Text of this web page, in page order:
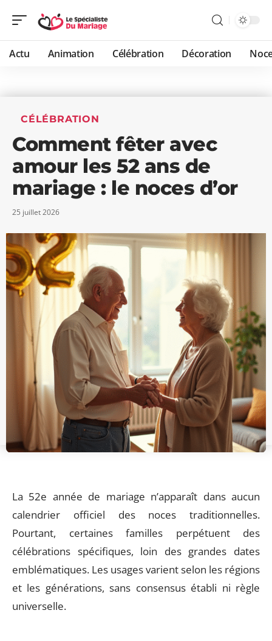
Actu Animation Célébration Décoration
CÉLÉBRATION
Comment fêter avec
amour les 52 ans de
mariage : le noces d’or
25 juillet 2026
La 52e année de mariage n’apparaît dans aucun
calendrier officiel des noces traditionnelles.
Pourtant, certaines familles perpétuent des
célébrations spécifiques, loin des grandes dates
emblématiques. Les usages varient selon les régions
et les générations, sans consensus établi ni règle
universelle.